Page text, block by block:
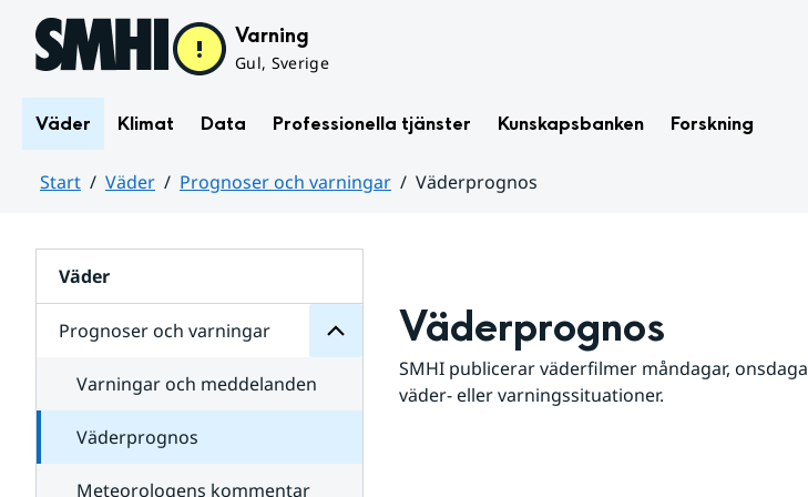
Hoppa till sidans innehåll Varning
Gul, Sverige
Väder Klimat Data Professionella tjänster Kunskapsbanken Forskning
Start Väder Prognoser och varningar
Väderprognos
Väder
Prognoser och varningar
för
varningar
Varningar och meddelanden
Väderprognos
Meteorologens kommentar
Väderprognos
SMHI publicerar väderfilmer måndagar,
väder- eller varningssituationer.